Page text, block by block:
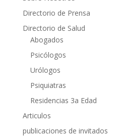
Directorio de Prensa
Directorio de Salud
Abogados
Psicólogos
Urólogos
Psiquiatras
Residencias 3a Edad
Articulos
publicaciones de invitados